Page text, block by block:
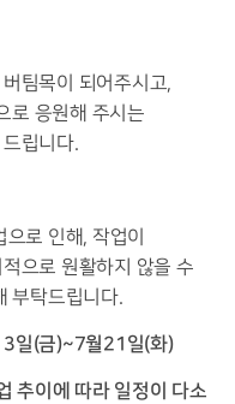
팀목이 되어주시고,
로 응원해 주시는
립니다.
로 인해, 작업이
으로 원활하지 않을 수
부탁드립니다.
일(금)~7월21일(화)
추이에 따라 일정이 다소